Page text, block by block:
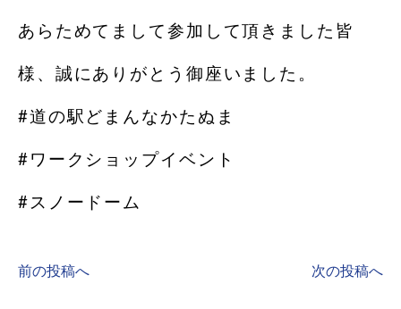
あらためてまして参加して頂きました皆
様、誠にありがとう御座いました。
#道の駅どまんなかたぬま
#ワークショップイベント
#スノードーム
前の投稿へ 次の投稿へ